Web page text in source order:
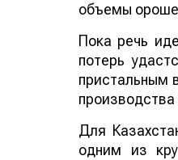
объемы
Пока речь
потерь
пристальным
производства
Для
одним из